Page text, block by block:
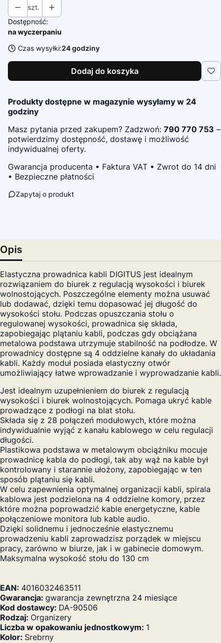
szt.
Dostępność:
na wyczerpaniu
Czas wysyłki:24 godziny
Dodaj do koszyka
Produkty dostępne w magazynie wysyłamy w 24
godziny
Masz pytania przed zakupem? Zadzwoń: 790 770 753 –
potwierdzimy dostępność, dostawę i możliwość
indywidualnej oferty.
Gwarancja producenta • Faktura VAT • Zwrot do 14 dni
• Bezpieczne płatności
Zapytaj o produkt
Opis
Elastyczna prowadnica kabli DIGITUS jest idealnym
rozwiązaniem do biurek z regulacją wysokości i biurek
wolnostojących. Poszczególne elementy można usuwać
lub dodawać, dzięki temu dopasować jej długość do
wysokości stołu. Podczas opuszczania stołu o
regulowanej wysokości, prowadnica się składa,
zapobiegając plątaniu kabli, podczas gdy obciążana
metalowa podstawa utrzymuje stabilność na podłodze. W
prowadnicy dostępne są 4 oddzielne kanały do układania
kabli. Każdy moduł posiada elastyczny otwór
umożliwiający łatwe wprowadzanie i wyprowadzanie kabli.
Jest idealnym uzupełnieniem do biurek z regulacją
wysokości i biurek wolnostojących. Pomaga ukryć kable
prowadzące z podłogi na blat stołu.
Składa się z 28 połączeń modułowych, które można
indywidualnie wyjąć z kanału kablowego w celu regulacji
długości.
Plastikowa podstawa w metalowym obciążniku mocuje
prowadnicę kabla do podłogi, tak aby wąż na kable był
kontrolowany i starannie ułożony, zapobiegając w ten
sposób plątaniu się kabli.
W celu zapewnienia optymalnej organizacji kabli, spirala
kablowa jest podzielona na 4 oddzielne komory, przez
które można poprowadzić kable energetyczne, kable
połączeniowe monitora lub kable audio.
Dzięki solidnemu i jednocześnie elastycznemu
prowadzeniu kabli zaprowadzisz porządek w miejscu
pracy, zarówno w biurze, jak i w gabinecie domowym.
Maksymalna wysokość stołu do 130 cm
EAN: 4016032463511
Gwarancja: gwarancja zewnętrzna 24 miesiące
Kod dostawcy: DA-90506
Rodzaj: Organizery
Liczba w opakowaniu jednostkowym: 1
Kolor: Srebrny